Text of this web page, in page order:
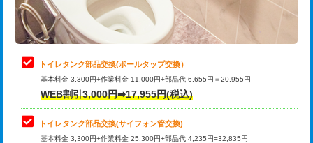
トイレタンク部品交換(ボールタップ交換）
基本料金 3,300円+作業料金 11,000円+部品代 6,655円＝20,955円
WEB割引3,000円➡17,955円(税込)
トイレタンク部品交換(サイフォン管交換)
基本料金 3,300円+作業料金 25,300円+部品代 4,235円=32,835円